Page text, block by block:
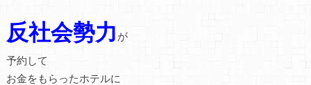
反社会勢力 が
予約して
お金をもらったホテルに